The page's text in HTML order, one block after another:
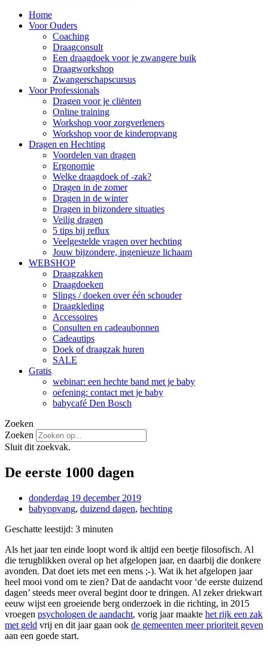
Home
Voor Ouders
Coaching
Draagconsult
Een draagdoek voor je zwangere buik
Draagworkshop
Zwangerschapscursus
Voor Professionals
Dragen voor je cliënten
Online training
Workshop voor zorgverleners
Workshop voor de kinderopvang
Dragen en Hechting
Voordelen van dragen
Ergonomie
Welke draagdoek of -zak?
Dragen in de zomer
Dragen in de winter
Dragen in bijzondere situaties
Veilig dragen
5 tips bij reflux
Veelgestelde vragen over hechting
Jouw bijzondere, ingenieuze lichaam
WEBSHOP
Draagzakken
Draagdoeken
Slings / doeken over één schouder
Draagkleding
Accessoires
Consulten en cadeaubonnen
Cadeautips
Doek of draagzak huren
SALE
Gratis
webinar: een hechte band met je baby
oefening: contact met je baby
babycafé Den Bosch
Zoeken
Zoeken
Sluit dit zoekvak.
De eerste 1000 dagen
donderdag 19 december 2019
babyopvang, duizend dagen, hechting
Geschatte leestijd: 3 minuten
Als het jaar ten einde loopt word ik altijd een beetje filosofisch. Al
die terugblikken overal op het afgelopen jaar, en daarbij die donkere
avonden. Dat doet iets met een mens ;-). Wat ik het afgelopen jaar
heel mooi vond om te zien? Dat de aandacht voor ‘de eerste duizend
dagen’ steeds meer overal begint door te dringen. Al zeker driekwart
eeuw wijst een groeiende berg onderzoek in die richting, in 2015
vroegen psychologen de aandacht, vorig jaar maakte het rijk een zak
met geld vrij en dit jaar gaan ook de gemeenten meer prioriteit geven
aan een goede start.